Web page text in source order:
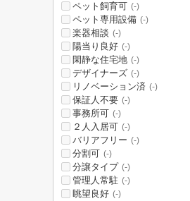
ペット飼育可 (-)
ペット専用設備 (-)
楽器相談 (-)
陽当り良好 (-)
閑静な住宅地 (-)
デザイナーズ (-)
リノベーション済 (-)
保証人不要 (-)
事務所可 (-)
２人入居可 (-)
バリアフリー (-)
分割可 (-)
分譲タイプ (-)
管理人常駐 (-)
眺望良好 (-)